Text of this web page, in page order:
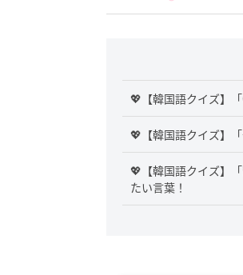
💖【韓国語クイズ】
💖【韓国語クイズ】
💖【韓国語クイズ】
たい言葉！